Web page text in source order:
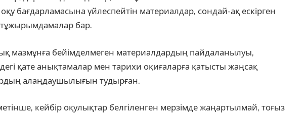
бағдарламасына үйлеспейтін материалдар, сондай-ақ ескірген
тұжырымдамалар бар.
мазмұнға бейімделмеген материалдардың пайдаланылуы,
қате анықтамалар мен тарихи оқиғаларға қатысты жаңсақ
алаңдаушылығын тудырған.
кейбір оқулықтар белгіленген мерзімде жаңартылмай, тоғыз